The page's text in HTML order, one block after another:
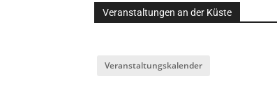
Veranstaltungen an der Küste
Veranstaltungskalender